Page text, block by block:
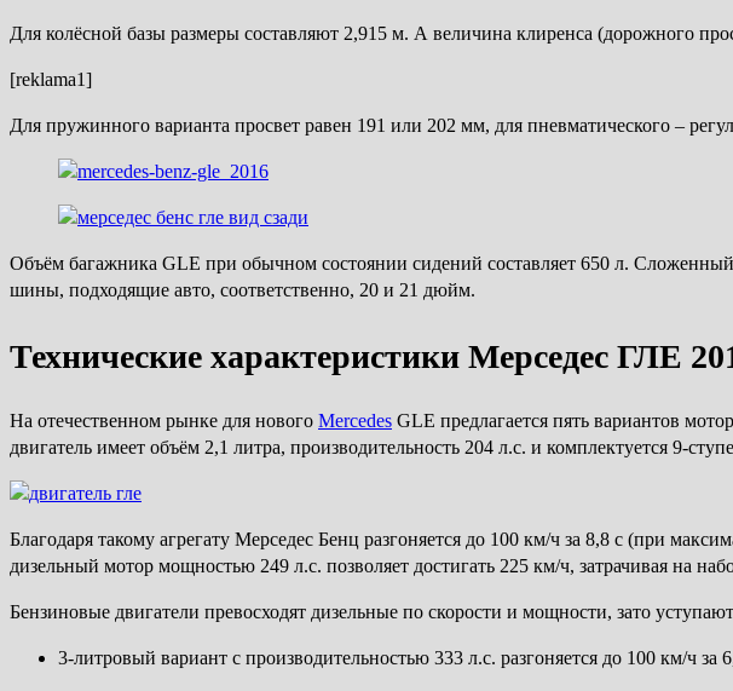
Для колёсной базы размеры составляют 2,915 м. А величина клиренса (дорожного
[reklama1]
Для пружинного варианта просвет равен 191 или 202 мм, для пневматического –
Объём багажника GLE при обычном состоянии сидений составляет 650 л.
шины, подходящие авто, соответственно, 20 и 21 дюйм.
Технические характеристики Мерседес ГЛЕ
На отечественном рынке для нового Mercedes GLE предлагается пять вариантов
двигатель имеет объём 2,1 литра, производительность 204 л.с. и комплектуется 9-
Благодаря такому агрегату Мерседес Бенц разгоняется до 100 км/ч за 8,8 с (при
дизельный мотор мощностью 249 л.с. позволяет достигать 225 км/ч, затрачивая на
Бензиновые двигатели превосходят дизельные по скорости и мощности, зато
3-литровый вариант с производительностью 333 л.с. разгоняется до 100 км/ч